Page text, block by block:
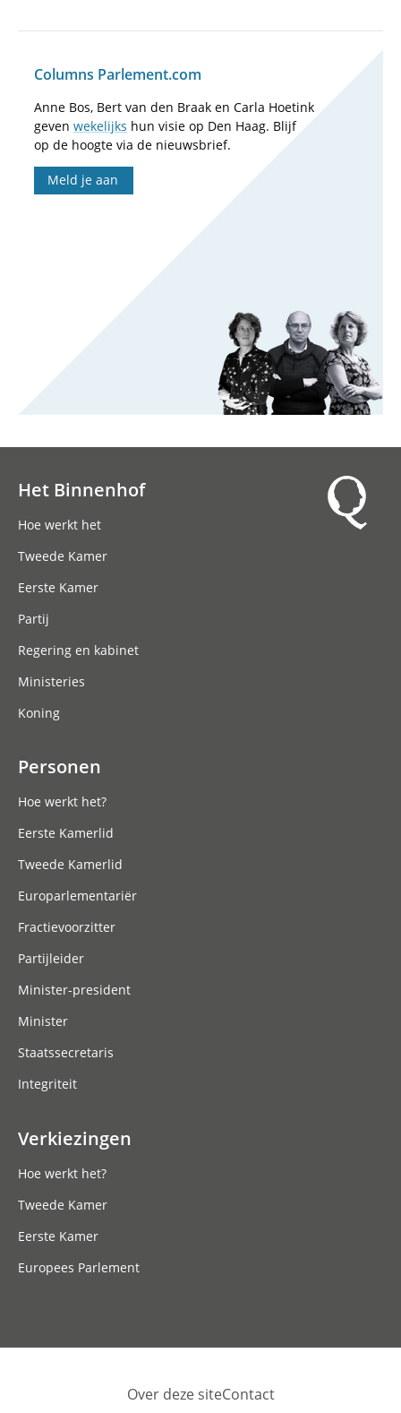
Columns Parlement.com
Anne Bos, Bert van den Braak en Carla Hoetink
geven wekelijks hun visie op Den Haag. Blijf
op de hoogte via de nieuwsbrief.
Meld je aan
Het Binnenhof
Hoe werkt het
Tweede Kamer
Eerste Kamer
Partij
Regering en kabinet
Ministeries
Koning
Personen
Hoe werkt het?
Eerste Kamerlid
Tweede Kamerlid
Europarlementariër
Fractievoorzitter
Partijleider
Minister-president
Minister
Staatssecretaris
Integriteit
Verkiezingen
Hoe werkt het?
Tweede Kamer
Eerste Kamer
Europees Parlement
Over deze siteContact